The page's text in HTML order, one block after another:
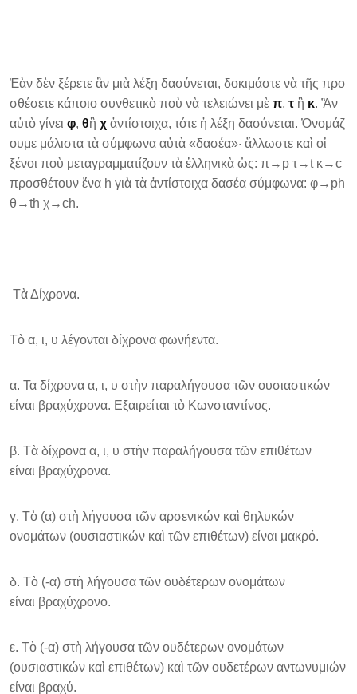
Ἐὰν δὲν ξέρετε ἂν μιὰ λέξη δασύνεται, δοκιμάστε νὰ τῆς προ
σθέσετε κάποιο συνθετικὸ ποὺ νὰ τελειώνει μὲ π, τ ἢ κ. Ἂν
αὐτὸ γίνει φ, θἢ χ ἀντίστοιχα, τότε ἡ λέξη δασύνεται. Ὀνομάζ
ουμε μάλιστα τὰ σύμφωνα αὐτὰ «δασέα»· ἄλλωστε καὶ οἱ
ξένοι ποὺ μεταγραμματίζουν τὰ ἑλληνικὰ ὡς: π→p τ→t κ→c
προσθέτουν ἕνα h γιὰ τὰ ἀντίστοιχα δασέα σύμφωνα: φ→ph
θ→th χ→ch.
Τὰ Δίχρονα.
Τὸ α, ι, υ λέγονται δίχρονα φωνήεντα.
α. Τα δίχρονα α, ι, υ στὴν παραλήγουσα τῶν ουσιαστικών
είναι βραχύχρονα. Εξαιρείται τὸ Κωνσταντίνος.
β. Τὰ δίχρονα α, ι, υ στὴν παραλήγουσα τῶν επιθέτων
είναι βραχύχρονα.
γ. Τὸ (α) στὴ λήγουσα τῶν αρσενικών καὶ θηλυκών
ονομάτων (ουσιαστικών καὶ τῶν επιθέτων) είναι μακρό.
δ. Τὸ (-α) στὴ λήγουσα τῶν ουδέτερων ονομάτων
είναι βραχύχρονο.
ε. Τὸ (-α) στὴ λήγουσα τῶν ουδέτερων ονομάτων
(ουσιαστικών καὶ επιθέτων) καὶ τῶν ουδετέρων αντωνυμιών
είναι βραχύ.